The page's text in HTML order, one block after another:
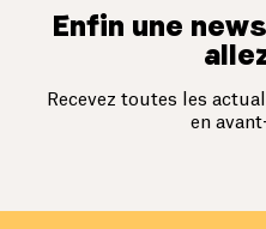
Enfin une
Recevez toutes les
en